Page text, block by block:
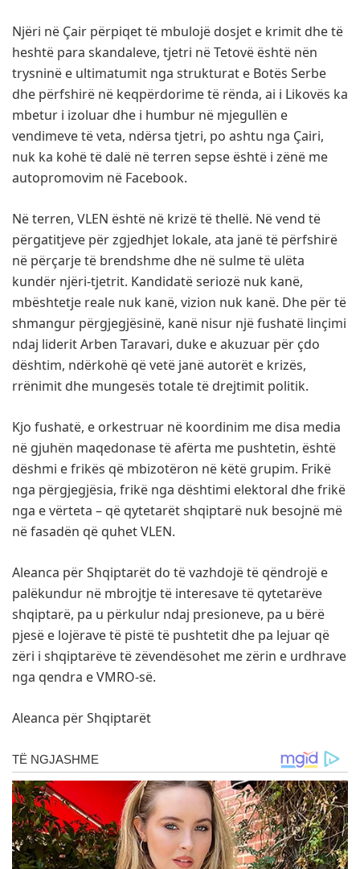
Njëri në Çair përpiqet të mbulojë dosjet e krimit dhe të
heshtë para skandaleve, tjetri në Tetovë është nën
trysninë e ultimatumit nga strukturat e Botës Serbe
dhe përfshirë në keqpërdorime të rënda, ai i Likovës ka
mbetur i izoluar dhe i humbur në mjegullën e
vendimeve të veta, ndërsa tjetri, po ashtu nga Çairi,
nuk ka kohë të dalë në terren sepse është i zënë me
autopromovim në Facebook.
Në terren, VLEN është në krizë të thellë. Në vend të
përgatitjeve për zgjedhjet lokale, ata janë të përfshirë
në përçarje të brendshme dhe në sulme të ulëta
kundër njëri-tjetrit. Kandidatë seriozë nuk kanë,
mbështetje reale nuk kanë, vizion nuk kanë. Dhe për të
shmangur përgjegjësinë, kanë nisur një fushatë linçimi
ndaj liderit Arben Taravari, duke e akuzuar për çdo
dështim, ndërkohë që vetë janë autorët e krizës,
rrënimit dhe mungesës totale të drejtimit politik.
Kjo fushatë, e orkestruar në koordinim me disa media
në gjuhën maqedonase të afërta me pushtetin, është
dëshmi e frikës që mbizotëron në këtë grupim. Frikë
nga përgjegjësia, frikë nga dështimi elektoral dhe frikë
nga e vërteta – që qytetarët shqiptarë nuk besojnë më
në fasadën që quhet VLEN.
Aleanca për Shqiptarët do të vazhdojë të qëndrojë e
palëkundur në mbrojtje të interesave të qytetarëve
shqiptarë, pa u përkulur ndaj presioneve, pa u bërë
pjesë e lojërave të pistë të pushtetit dhe pa lejuar që
zëri i shqiptarëve të zëvendësohet me zërin e urdhrave
nga qendra e VMRO-së.
Aleanca për Shqiptarët